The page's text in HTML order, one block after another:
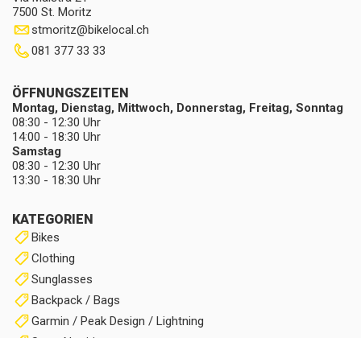
7500 St. Moritz
stmoritz@bikelocal.ch
081 377 33 33
KATEGORIEN
Bikes
Clothing
Sunglasses
Backpack / Bags
Garmin / Peak Design / Lightning
ÖFFNUNGSZEITEN
Montag, Dienstag, Mittwoch, Donnerstag, Freitag, Sonntag
08:30 - 12:30 Uhr
14:00 - 18:30 Uhr
Samstag
08:30 - 12:30 Uhr
13:30 - 18:30 Uhr